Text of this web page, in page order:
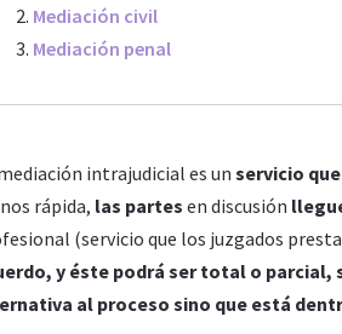
Mediación civil
Mediación penal
intrajudicial es un servicio
rápida, las partes en discusión
(servicio que los juzgados
y éste podrá ser total o
al proceso sino que está